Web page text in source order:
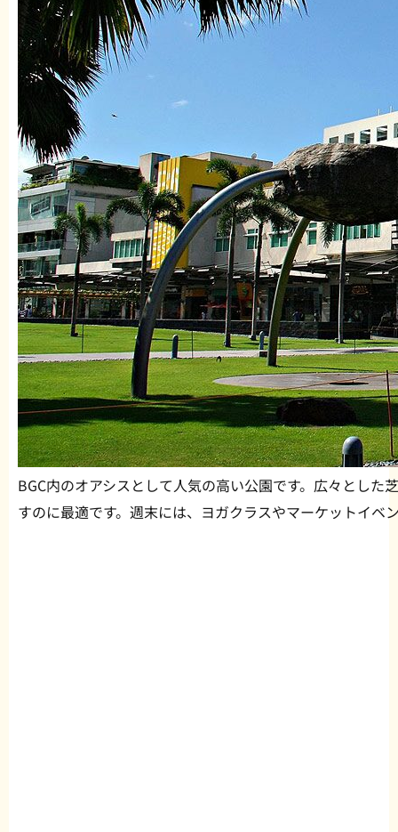
BGC内のオアシスとして人気の高い公園です。広々とした
すのに最適です。週末には、ヨガクラスやマーケットイベ